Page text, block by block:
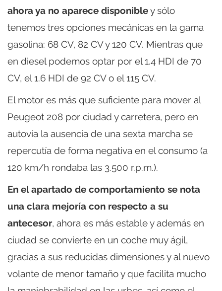
ahora ya no aparece disponibley sólo
tenemos tres opciones mecánicas en la gama
gasolina: 68 CV, 82 CV y 120 CV. Mientras que
en diesel podemos optar por el 1.4 HDI de 70
CV, el 1.6 HDI de 92 CV o el 115 CV.
El motor es más que suficiente para mover al
Peugeot 208 por ciudad y carretera, pero en
autovía la ausencia de una sexta marcha se
repercutía de forma negativa en el consumo (a
120 km/h rondaba las 3.500 r.p.m.).
En el apartado de comportamiento se nota
una clara mejoría con respecto a su
antecesor, ahora es más estable y además en
ciudad se convierte en un coche muy ágil,
gracias a sus reducidas dimensiones y al nuevo
volante de menor tamaño y que facilita mucho